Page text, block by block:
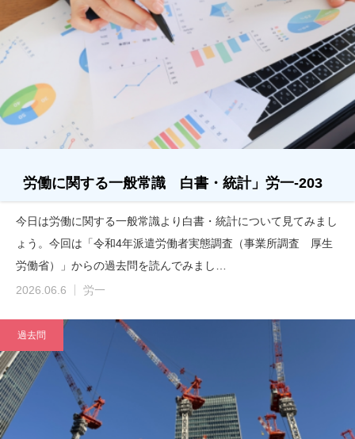
労働に関する一般常識 白書・統計」労一-203
今日は労働に関する一般常識より白書・統計について見てみまし
ょう。今回は「令和4年派遣労働者実態調査（事業所調査 厚生
労働省）」からの過去問を読んでみまし…
2026.06.6
労一
過去問